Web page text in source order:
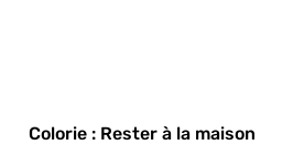
Colorie : Rester à la maison